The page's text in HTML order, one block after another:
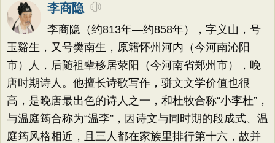
李商隐
李商隐（约813年—约858年），字义山，号
玉谿生，又号樊南生，原籍怀州河内（今河南沁阳
市）人，后随祖辈移居荥阳（今河南省郑州市），晚
唐时期诗人。他擅长诗歌写作，骈文文学价值也很
高，是晚唐最出色的诗人之一，和杜牧合称“小李杜”，
与温庭筠合称为“温李”，因诗文与同时期的段成式、温
庭筠风格相近，且三人都在家族里排行第十六，故并